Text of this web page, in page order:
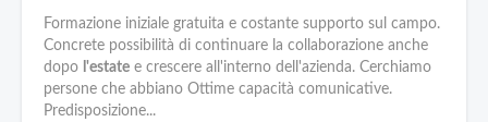
Formazione iniziale gratuita e costante supporto sul campo.
Concrete possibilità di continuare la collaborazione anche
dopo l'estate e crescere all'interno dell'azienda. Cerchiamo
persone che abbiano Ottime capacità comunicative.
Predisposizione...